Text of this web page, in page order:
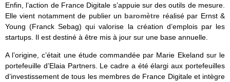
Enfin, l’action de France Digitale s’appuie sur des outils de mesure.
Elle vient notamment de publier un baromètre réalisé par Ernst &
Young (Franck Sebag) qui valorise la création d’emplois par les
startups. Il est destiné à être mis à jour sur une base annuelle.
A l’origine, c’était une étude commandée par Marie Ekeland sur le
portefeuille d’Elaia Partners. Le cadre a été élargi aux portefeuilles
d’investissement de tous les membres de France Digitale et intègre